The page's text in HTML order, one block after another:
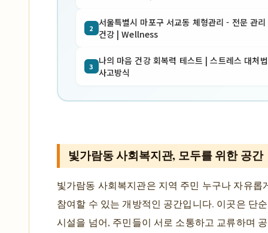
2 서울특별시 마포구 서교동 체형관리 - 전문 관
건강 | Wellness
3 나의 마음 건강 회복력 테스트 | 스트레스 대처
사고방식
빛가람동 사회복지관, 모두를 위한 공간
빛가람동 사회복지관은 지역 주민 누구나 자유롭
참여할 수 있는 개방적인 공간입니다. 이곳은 단
시설을 넘어, 주민들이 서로 소통하고 교류하며